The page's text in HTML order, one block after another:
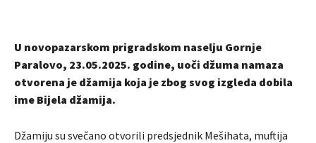
U novopazarskom prigradskom naselju Gornje
Paralovo, 23.05.2025. godine, uoči džuma namaza
otvorena je džamija koja je zbog svog izgleda dobila
ime Bijela džamija.
Džamiju su svečano otvorili predsjednik Mešihata, muftija